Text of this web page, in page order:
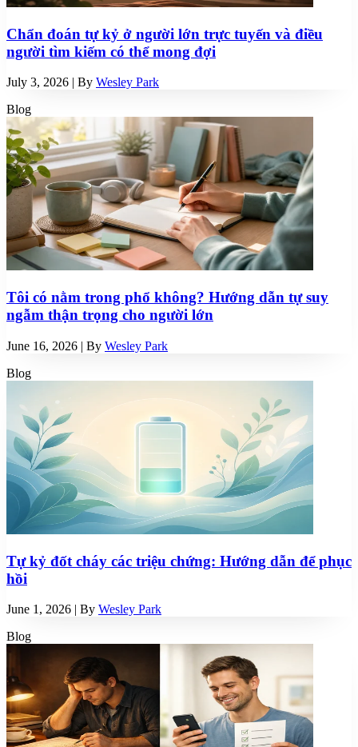
Chẩn đoán tự kỷ ở người lớn trực tuyến và điều
người tìm kiếm có thể mong đợi
July 3, 2026 | By Wesley Park
Blog
Tôi có nằm trong phổ không? Hướng dẫn tự suy
ngẫm thận trọng cho người lớn
June 16, 2026 | By Wesley Park
Blog
Tự kỷ đốt cháy các triệu chứng: Hướng dẫn để phục
hồi
June 1, 2026 | By Wesley Park
Blog